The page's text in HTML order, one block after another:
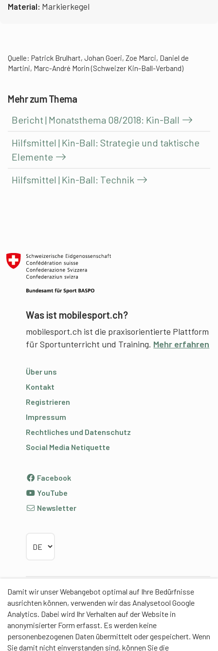
Damit wir unser Webangebot optimal auf Ihre Bedürfnisse
ausrichten können, verwenden wir das Analysetool Google
Analytics. Dabei wird Ihr Verhalten auf der Website in
anonymisierter Form erfasst. Es werden keine
personenbezogenen Daten übermittelt oder gespeichert. Wenn
Sie damit nicht einverstanden sind, können Sie die
Material: Markierkegel
Quelle: Patrick Brulhart, Johan Goeri, Zoe Marci, Daniel de
Martini, Marc-André Morin (Schweizer Kin-Ball-Verband)
Mehr zum Thema
Bericht | Monatsthema 08/2018: Kin-Ball
Hilfsmittel | Kin-Ball: Strategie und taktische
Elemente
Hilfsmittel | Kin-Ball: Technik
Was ist mobilesport.ch?
mobilesport.ch ist die praxisorientierte Plattform
für Sportunterricht und Training. Mehr erfahren
Über uns
Kontakt
Registrieren
Impressum
Rechtliches und Datenschutz
Social Media Netiquette
Facebook
YouTube
Newsletter
Partner